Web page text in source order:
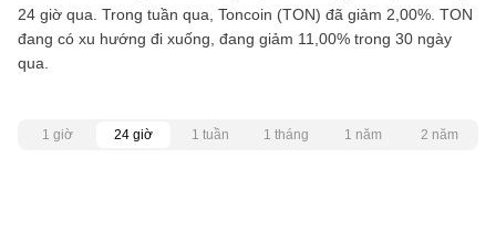
24 giờ qua. Trong tuần qua, Toncoin (TON) đã giảm 2,00%. TON
đang có xu hướng đi xuống, đang giảm 11,00% trong 30 ngày
qua.
1 giờ 24 giờ 1 tuần 1 tháng 1 năm 2 năm